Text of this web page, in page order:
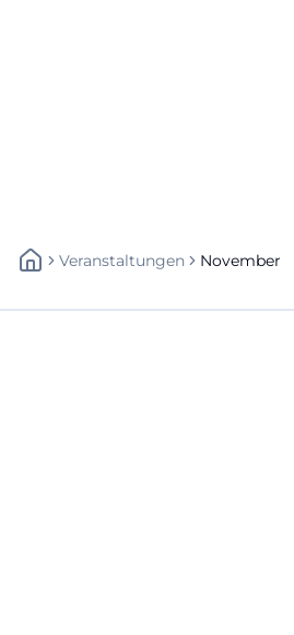
Veranstaltungen November